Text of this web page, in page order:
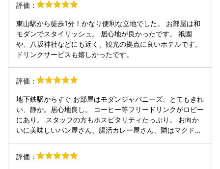
評価：
東山駅から徒歩1分！かなり便利な立地でした。 お部屋は和
モダンでスタイリッシュ。 居心地が良かったです。 祇園
や、八坂神社などにも近く、観光の拠点に良いホテルです。
ドリンクサービスも嬉しかったです。
評価：
地下鉄駅からすぐ お部屋はモダンジャパニーズ、とてもきれ
い、静か。居心地良し。 コーヒー等フリードリンクがロビー
にあり。 スタッフの方もホスピタリティたっぷり。 お向か
いに美味しいパン屋さん、腸活カレー屋さん、隣はマクド。
評価：